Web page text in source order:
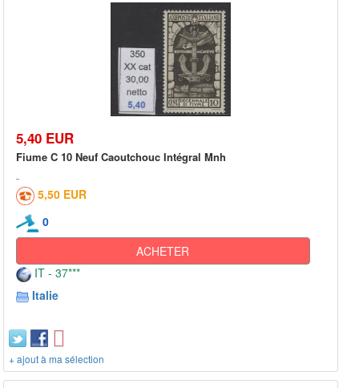
5,40 EUR
Fiume C 10 Neuf Caoutchouc Intégral Mnh
5,50 EUR
0
ACHETER
IT - 37***
Italie
+ ajout à ma sélection